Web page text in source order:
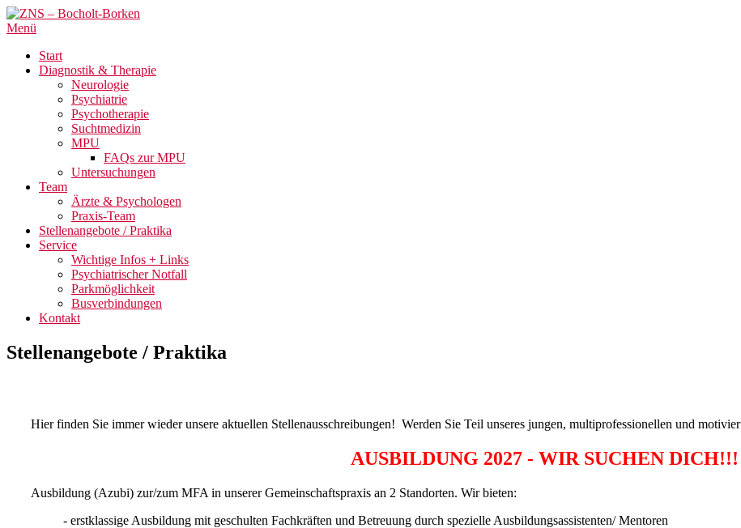
Menü
Start
Diagnostik & Therapie
Neurologie
Psychiatrie
Psychotherapie
Suchtmedizin
MPU
FAQs zur MPU
Untersuchungen
Team
Ärzte & Psychologen
Praxis-Team
Stellenangebote / Praktika
Service
Wichtige Infos + Links
Psychiatrischer Notfall
Parkmöglichkeit
Busverbindungen
Kontakt
Stellenangebote / Praktika
Hier finden Sie immer wieder unsere aktuellen Stellenausschreibungen! Werden Sie Teil unseres jungen, multiprofessionellen und
AUSBILDUNG 2027 - WIR SUCHEN DICH!!!
Ausbildung (Azubi) zur/zum MFA in unserer Gemeinschaftspraxis an 2 Standorten. Wir bieten:
- erstklassige Ausbildung mit geschulten Fachkräften und Betreuung durch spezielle Ausbildungsassistenten/ Mentoren